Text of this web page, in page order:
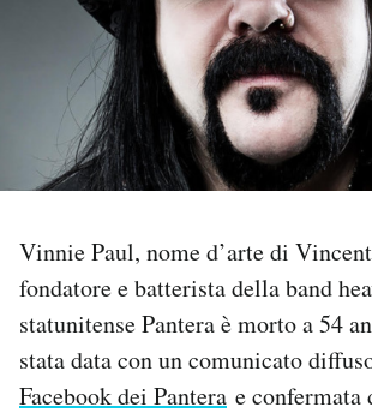
PODCAST
NEWSLETTER
SHOP
CALENDARIO
Vinnie Paul, nome d’arte di
fondatore e batterista della band
statunitense Pantera è morto a 54
stata data con un comunicato
Facebook dei Pantera e confermata